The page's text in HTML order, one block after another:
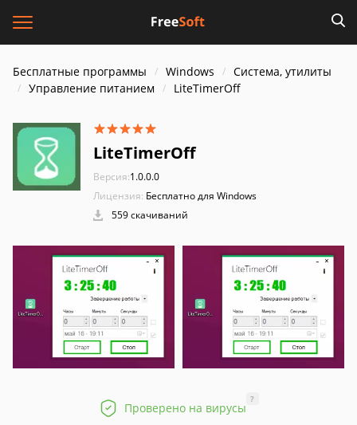
Бесплатные программы Windows
Система, утилиты
Управление питанием
LiteTimerOff
LiteTimerOff
Версия:1.0.0.0
Лицензия: Бесплатно для Windows
559 скачиваний
Проверено на вирусы
?